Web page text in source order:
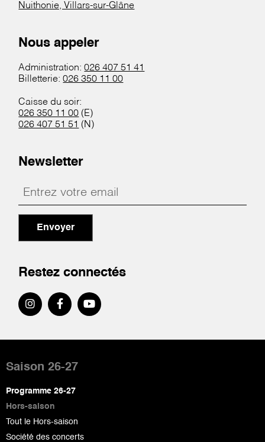
Nuithonie, Villars-sur-Glâne
Nous appeler
Administration:026 407 51 41
Billetterie:026 350 11 00
Caisse du soir:
026 350 11 00 (E)
026 407 51 51 (N)
Newsletter
Envoyer
Restez connectés
de
page
Saison 26-27
Programme 26-27
Hors-saison
Tout le Hors-saison
Société des concerts